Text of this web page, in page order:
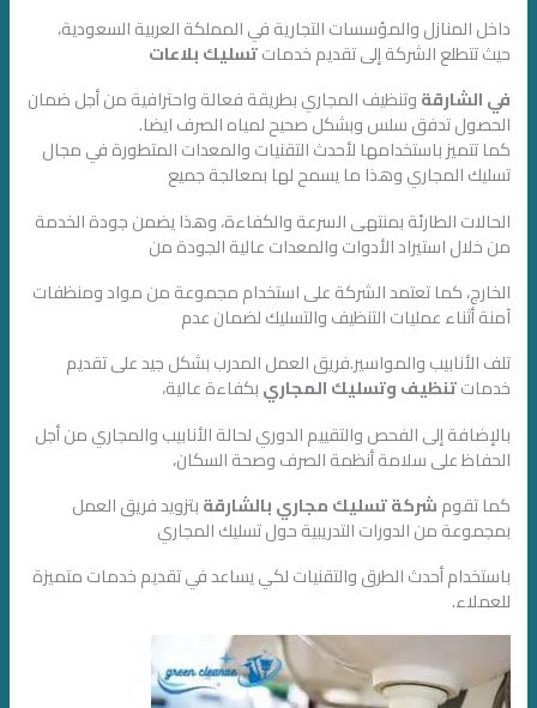
داخل المنازل والمؤسسات التجارية في المملكة العربية السعودية،
حيث تتطلع الشركة إلى تقديم خدماتتسليك بلاعات
فيالشارقةوتنظيف المجاري بطريقة فعالة واحترافية من أجل ضمان
الحصول تدفق سلس وبشكل صحيح لمياه الصرف ايضا.
كما تتميز باستخدامها لأحدث التقنيات والمعدات المتطورة في مجال
تسليك المجاري وهذا ما يسمح لها بمعالجة جميع
الحالات الطارئة بمنتهى السرعة والكفاءة، وهذا يضمن جودة الخدمة
من خلال استيراد الأدوات والمعدات عالية الجودة من
الخارج، كما تعتمد الشركة على استخدام مجموعة من مواد ومنظفات
آمنة أثناء عمليات التنظيف والتسليك لضمان عدم
تلف الأنابيب والمواسير.فريق العمل المدرب بشكل جيد على تقديم
خدماتتنظيف وتسليك المجاريبكفاءة عالية،
بالإضافة إلى الفحص والتقييم الدوري لحالة الأنابيب والمجاري من أجل
الحفاظ على سلامة أنظمة الصرف وصحة السكان،
كما تقومشركة تسليك مجاري بالشارقةبتزويد فريق العمل
بمجموعة من الدورات التدريبية حول تسليك المجاري
باستخدام أحدث الطرق والتقنيات لكي يساعد في تقديم خدمات متميزة
للعملاء.